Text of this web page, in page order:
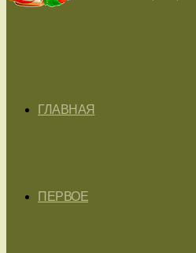
ГЛАВНАЯ
ПЕРВОЕ